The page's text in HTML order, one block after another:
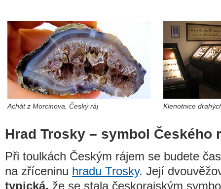
Achát z Morcinova, Český ráj Klenotnice
Hrad Trosky – symbol Českého
Při toulkách Českým rájem se budete
na zříceninu hradu Trosky. Její
typická, že se stala českorajským